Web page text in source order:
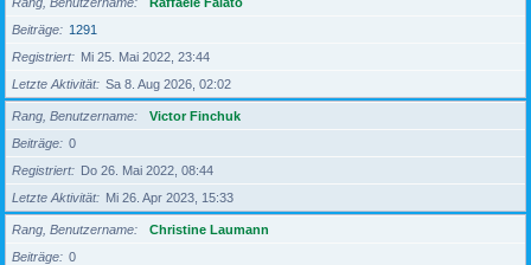
Beiträge
1291
Registriert
Mi 25. Mai 2022, 23:44
Letzte Aktivität
Sa 8. Aug 2026, 02:02
Rang, Benutzername
Victor Finchuk
Beiträge
0
Registriert
Do 26. Mai 2022, 08:44
Letzte Aktivität
Mi 26. Apr 2023, 15:33
Rang, Benutzername
Christine Laumann
Beiträge
0